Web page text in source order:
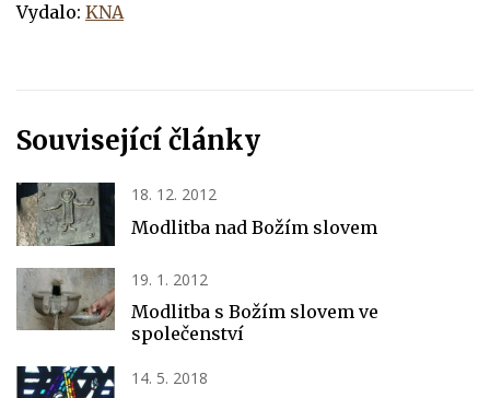
Vydalo: KNA
Související články
18. 12. 2012
Modlitba nad Božím slovem
19. 1. 2012
Modlitba s Božím slovem ve
společenství
14. 5. 2018